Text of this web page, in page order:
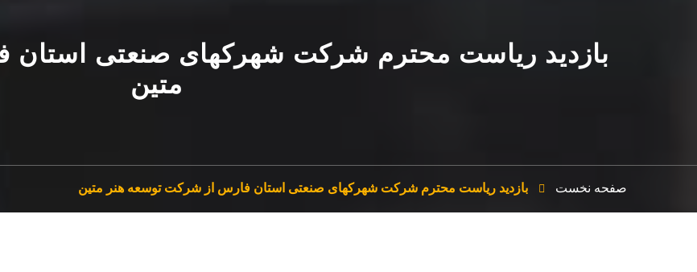
بازدید ریاست محترم شرکت شهرکهای صنعتی استان
متین
صفحه نخست بازدید ریاست محترم شرکت شهرکهای صنعتی استان فارس از شرکت توسعه هنر متین